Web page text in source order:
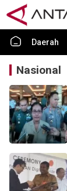
Daerah
Nasional